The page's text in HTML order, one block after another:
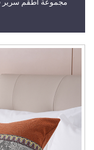
مجموعة أطقم سرير